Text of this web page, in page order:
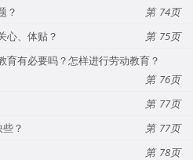
？
74
心、体贴？
75
育有必要吗？怎样进行劳动教育？
76
77
？
77
78